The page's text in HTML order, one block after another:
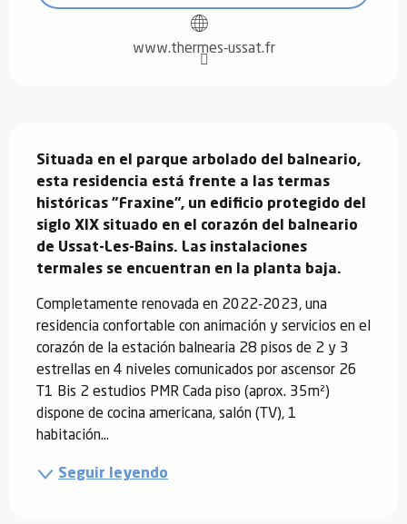
www.thermes-ussat.fr
Situada en el parque arbolado del balneario,
esta residencia está frente a las termas
históricas "Fraxine", un edificio protegido del
siglo XIX situado en el corazón del balneario
de Ussat-Les-Bains. Las instalaciones
termales se encuentran en la planta baja.
Completamente renovada en 2022-2023, una
residencia confortable con animación y servicios en el
corazón de la estación balnearia 28 pisos de 2 y 3
estrellas en 4 niveles comunicados por ascensor 26
T1 Bis 2 estudios PMR Cada piso (aprox. 35m²)
dispone de cocina americana, salón (TV), 1
habitación...
Seguir leyendo